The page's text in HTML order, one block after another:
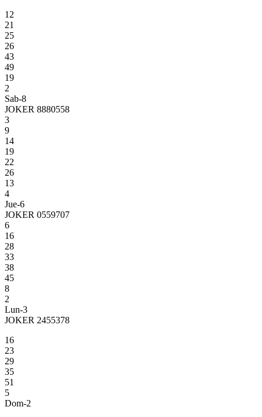
12
21
25
26
43
49
19
2
Sab-8
JOKER 8880558
3
9
14
19
22
26
13
4
Jue-6
JOKER 0559707
6
16
28
33
38
45
8
2
Lun-3
JOKER 2455378
16
23
29
35
51
5
Dom-2